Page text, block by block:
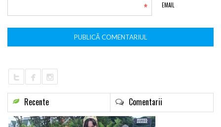
EMAIL
*
Recente Comentarii